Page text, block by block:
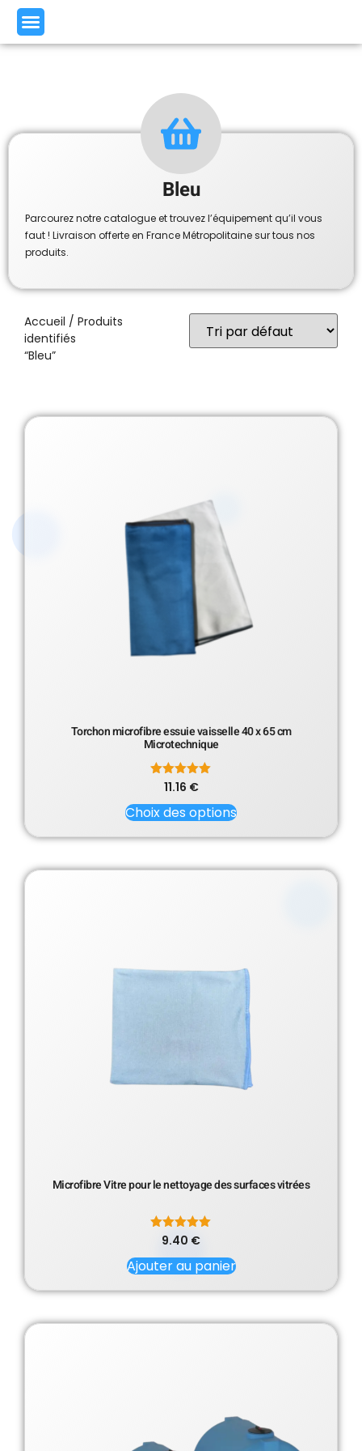
Bleu
Parcourez notre catalogue et trouvez l’équipement qu’il vous
faut ! Livraison offerte en France Métropolitaine sur tous nos
produits.
Accueil / Produits
identifiés
“Bleu”
Torchon microfibre essuie vaisselle 40 x 65 cm
Microtechnique
Note
sur 5
11.16 €
Choix des options
Microfibre Vitre pour le nettoyage des surfaces vitrées
Note
sur 5
9.40 €
Ajouter au panier